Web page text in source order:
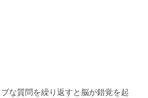
な質問を繰り返すと脳が錯覚を起